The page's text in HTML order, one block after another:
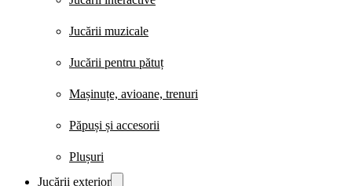
Jucării muzicale
Jucării pentru pătuț
Mașinuțe, avioane, trenuri
Păpuși și accesorii
Plușuri
Jucării exterior